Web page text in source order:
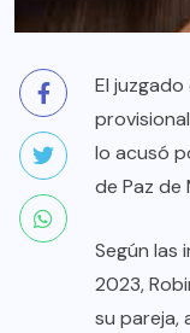
El
lo acusó
de Paz de
Según las
2023,
su pareja,